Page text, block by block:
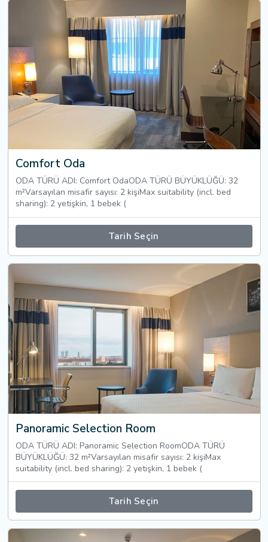
Comfort Oda
ODA TÜRÜ ADI: Comfort OdaODA TÜRÜ BÜYÜKLÜĞÜ: 32
m²Varsayılan misafir sayısı: 2 kişiMax suitability (incl. bed
sharing): 2 yetişkin, 1 bebek (
Tarih Seçin
Panoramic Selection Room
ODA TÜRÜ ADI: Panoramic Selection RoomODA TÜRÜ
BÜYÜKLÜĞÜ: 32 m²Varsayılan misafir sayısı: 2 kişiMax
suitability (incl. bed sharing): 2 yetişkin, 1 bebek (
Tarih Seçin